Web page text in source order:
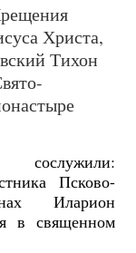
Христа,
Тихон
сослужили:
Псково-
Иларион
в священном